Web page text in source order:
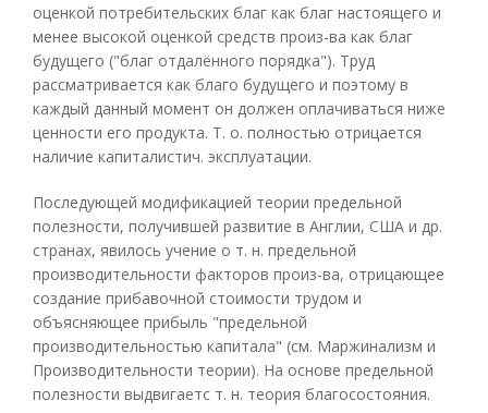
оценкой потребительских благ как благ настоящего и
менее высокой оценкой средств произ-ва как благ
будущего ("благ отдалённого порядка"). Труд
рассматривается как благо будущего и поэтому в
каждый данный момент он должен оплачиваться ниже
ценности его продукта. Т. о. полностью отрицается
наличие капиталистич. эксплуатации.
Последующей модификацией теории предельной
полезности, получившей развитие в Англии, США и др.
странах, явилось учение о т. н. предельной
производительности факторов произ-ва, отрицающее
создание прибавочной стоимости трудом и
объясняющее прибыль "предельной
производительностью капитала" (см. Маржинализм и
Производительности теории). На основе предельной
полезности выдвигаетс т. н. теория благосостояния.